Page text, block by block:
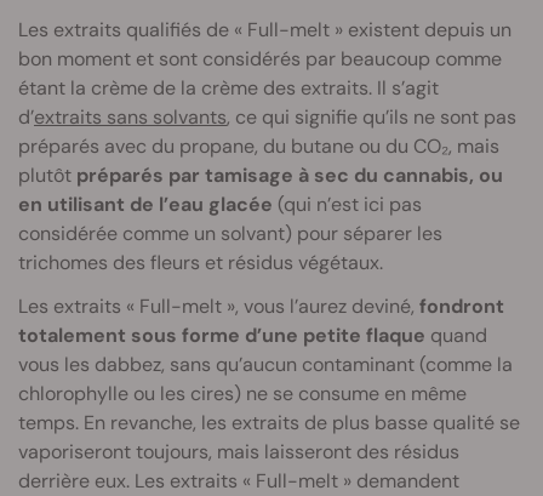
Les extraits qualifiés de « Full-melt » existent depuis un
bon moment et sont considérés par beaucoup comme
étant la crème de la crème des extraits. Il s’agit
d’extraits sans solvants, ce qui signifie qu’ils ne sont pas
préparés avec du propane, du butane ou du CO₂, mais
plutôt préparés par tamisage à sec du cannabis, ou
en utilisant de l’eau glacée (qui n’est ici pas
considérée comme un solvant) pour séparer les
trichomes des fleurs et résidus végétaux.
Les extraits « Full-melt », vous l’aurez deviné, fondront
totalement sous forme d’une petite flaque quand
vous les dabbez, sans qu’aucun contaminant (comme la
chlorophylle ou les cires) ne se consume en même
temps. En revanche, les extraits de plus basse qualité se
vaporiseront toujours, mais laisseront des résidus
derrière eux. Les extraits « Full-melt » demandent